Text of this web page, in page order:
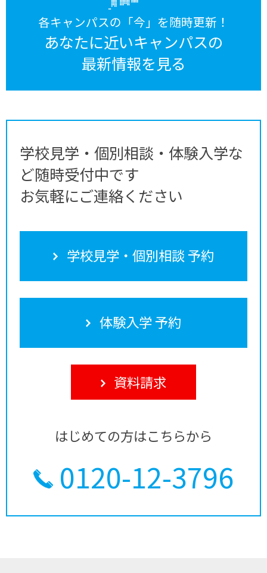
各キャンパスの「今」を随時更新！
あなたに近いキャンパスの
最新情報を見る
学校見学・個別相談・体験入学な
ど随時受付中です
お気軽にご連絡ください
学校見学・個別相談 予約
体験入学 予約
資料請求
はじめての方はこちらから
0120-12-3796